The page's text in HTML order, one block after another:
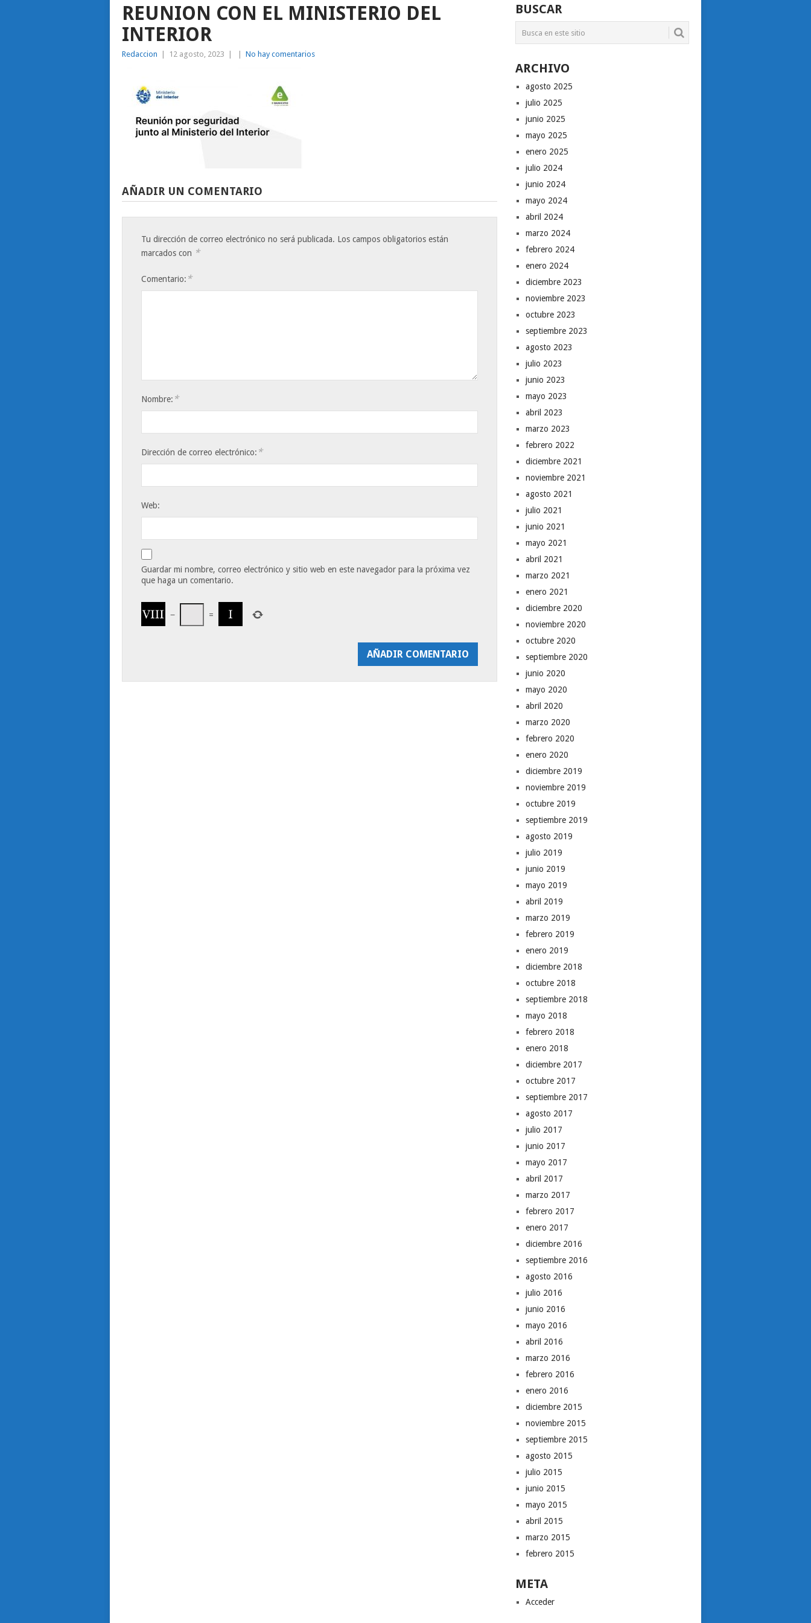
REUNION CON EL MINISTERIO DEL
INTERIOR
Redaccion 12 agosto, 2023 No hay comentarios
AÑADIR UN COMENTARIO
Tu dirección de correo electrónico no será publicada. Los campos obligatorios están
marcados con *
Comentario: *
Nombre: *
Dirección de correo electrónico: *
Web:
Guardar mi nombre, correo electrónico y sitio web en este navegador para la próxima vez
que haga un comentario.
− =
BUSCAR
ARCHIVO
agosto 2025
julio 2025
junio 2025
mayo 2025
enero 2025
julio 2024
junio 2024
mayo 2024
abril 2024
marzo 2024
febrero 2024
enero 2024
diciembre 2023
noviembre 2023
octubre 2023
septiembre 2023
agosto 2023
julio 2023
junio 2023
mayo 2023
abril 2023
marzo 2023
febrero 2022
diciembre 2021
noviembre 2021
agosto 2021
julio 2021
junio 2021
mayo 2021
abril 2021
marzo 2021
enero 2021
diciembre 2020
noviembre 2020
octubre 2020
septiembre 2020
junio 2020
mayo 2020
abril 2020
marzo 2020
febrero 2020
enero 2020
diciembre 2019
noviembre 2019
octubre 2019
septiembre 2019
agosto 2019
julio 2019
junio 2019
mayo 2019
abril 2019
marzo 2019
febrero 2019
enero 2019
diciembre 2018
octubre 2018
septiembre 2018
mayo 2018
febrero 2018
enero 2018
diciembre 2017
octubre 2017
septiembre 2017
agosto 2017
julio 2017
junio 2017
mayo 2017
abril 2017
marzo 2017
febrero 2017
enero 2017
diciembre 2016
septiembre 2016
agosto 2016
julio 2016
junio 2016
mayo 2016
abril 2016
marzo 2016
febrero 2016
enero 2016
diciembre 2015
noviembre 2015
septiembre 2015
agosto 2015
julio 2015
junio 2015
mayo 2015
abril 2015
marzo 2015
febrero 2015
META
Acceder